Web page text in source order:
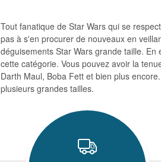
Tout fanatique de Star Wars qui se
pas à s'en procurer de nouveaux en
déguisements Star Wars grande taille.
cette catégorie. Vous pouvez avoir la
Darth Maul, Boba Fett et bien plus
plusieurs grandes tailles.